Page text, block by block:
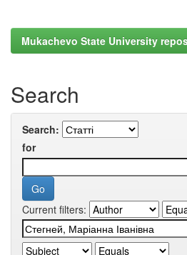
Mukachevo State University
Search
Search:
for
Current filters: